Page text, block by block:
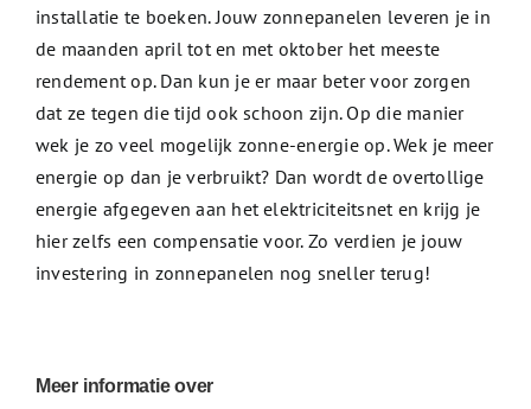
installatie te boeken. Jouw zonnepanelen leveren je in
de maanden april tot en met oktober het meeste
rendement op. Dan kun je er maar beter voor zorgen
dat ze tegen die tijd ook schoon zijn. Op die manier
wek je zo veel mogelijk zonne-energie op. Wek je meer
energie op dan je verbruikt? Dan wordt de overtollige
energie afgegeven aan het elektriciteitsnet en krijg je
hier zelfs een compensatie voor. Zo verdien je jouw
investering in zonnepanelen nog sneller terug!
Meer informatie over